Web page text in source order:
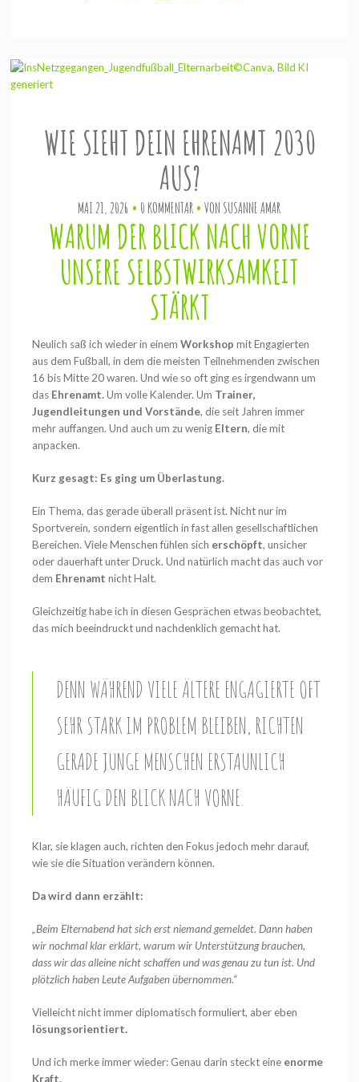
WIE SIEHT DEIN EHRENAMT 2030
AUS?
MAI 21, 2026 0 KOMMENTAR VON SUSANNE AMAR
WARUM DER BLICK NACH VORNE
UNSERE SELBSTWIRKSAMKEIT
STÄRKT
Neulich saß ich wieder in einemWorkshop mit Engagierten
aus dem Fußball, in dem die meisten Teilnehmenden zwischen
16 bis Mitte 20 waren. Und wie so oft ging es irgendwann um
das Ehrenamt.Um volle Kalender. Um Trainer,
Jugendleitungen und Vorstände, die seit Jahren immer
mehr auffangen. Und auch um zu wenig Eltern, die mit
anpacken.
Kurz gesagt: Es ging um Überlastung.
Ein Thema, das gerade überall präsent ist. Nicht nur im
Sportverein, sondern eigentlich in fast allen gesellschaftlichen
Bereichen. Viele Menschen fühlen sich erschöpft, unsicher
oder dauerhaft unter Druck. Und natürlich macht das auch vor
dem Ehrenamt nicht Halt.
Gleichzeitig habe ich in diesen Gesprächen etwas beobachtet,
das mich beeindruckt und nachdenklich gemacht hat.
DENN WÄHREND VIELE ÄLTERE ENGAGIERTE OFT
SEHR STARK IM PROBLEM BLEIBEN, RICHTEN
GERADE JUNGE MENSCHEN ERSTAUNLICH
HÄUFIG DEN BLICK NACH VORNE.
Klar, sie klagen auch, richten den Fokus jedoch mehr darauf,
wie sie die Situation verändern können.
Da wird dann erzählt:
„Beim Elternabend hat sich erst niemand gemeldet. Dann haben
wir nochmal klar erklärt, warum wir Unterstützung brauchen,
dass wir das alleine nicht schaffen und was genau zu tun ist. Und
plötzlich haben Leute Aufgaben übernommen.“
Vielleicht nicht immer diplomatisch formuliert, aber eben
lösungsorientiert.
Und ich merke immer wieder: Genau darin steckt eine enorme
Kraft.